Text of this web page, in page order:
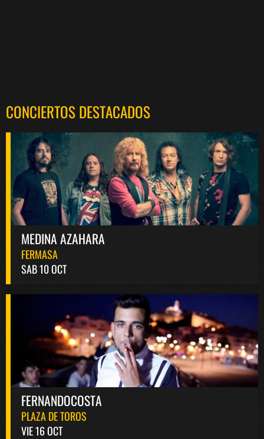
CONCIERTOS DESTACADOS
MEDINA AZAHARA
FERMASA
SAB 10 OCT
FERNANDOCOSTA
PLAZA DE TOROS
VIE 16 OCT